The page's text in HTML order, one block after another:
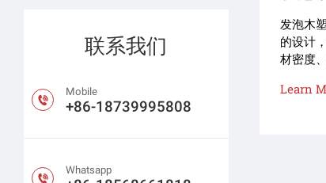
联系我们

Mobile
+86-18739995808

Whatsapp
发泡木
的设计
材密度
定制以
Learn